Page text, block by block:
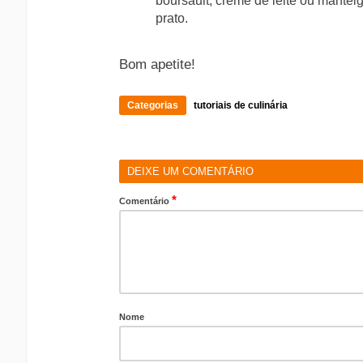
prato.
Bom apetite!
Categorias tutoriais de culinária
DEIXE UM COMENTÁRIO
Comentário *
Nome